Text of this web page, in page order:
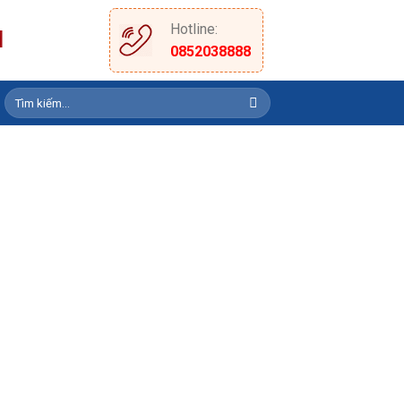
Hotline:
0852038888